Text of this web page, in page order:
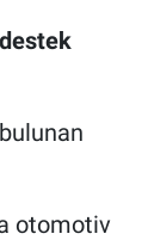
otomotiv